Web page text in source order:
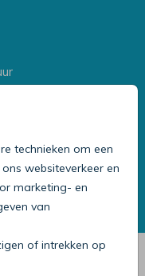
technieken om een
websiteverkeer en
marketing- en
van
of intrekken op
klantenmet een
op MyCards.nl